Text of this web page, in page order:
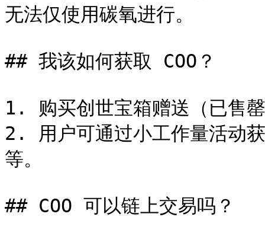
无法仅使用碳氧进行。
## 我该如何获取 COO？
1. 购买创世宝箱赠送（已售
2. 用户可通过小工作量活动
等。
## COO 可以链上交易吗？